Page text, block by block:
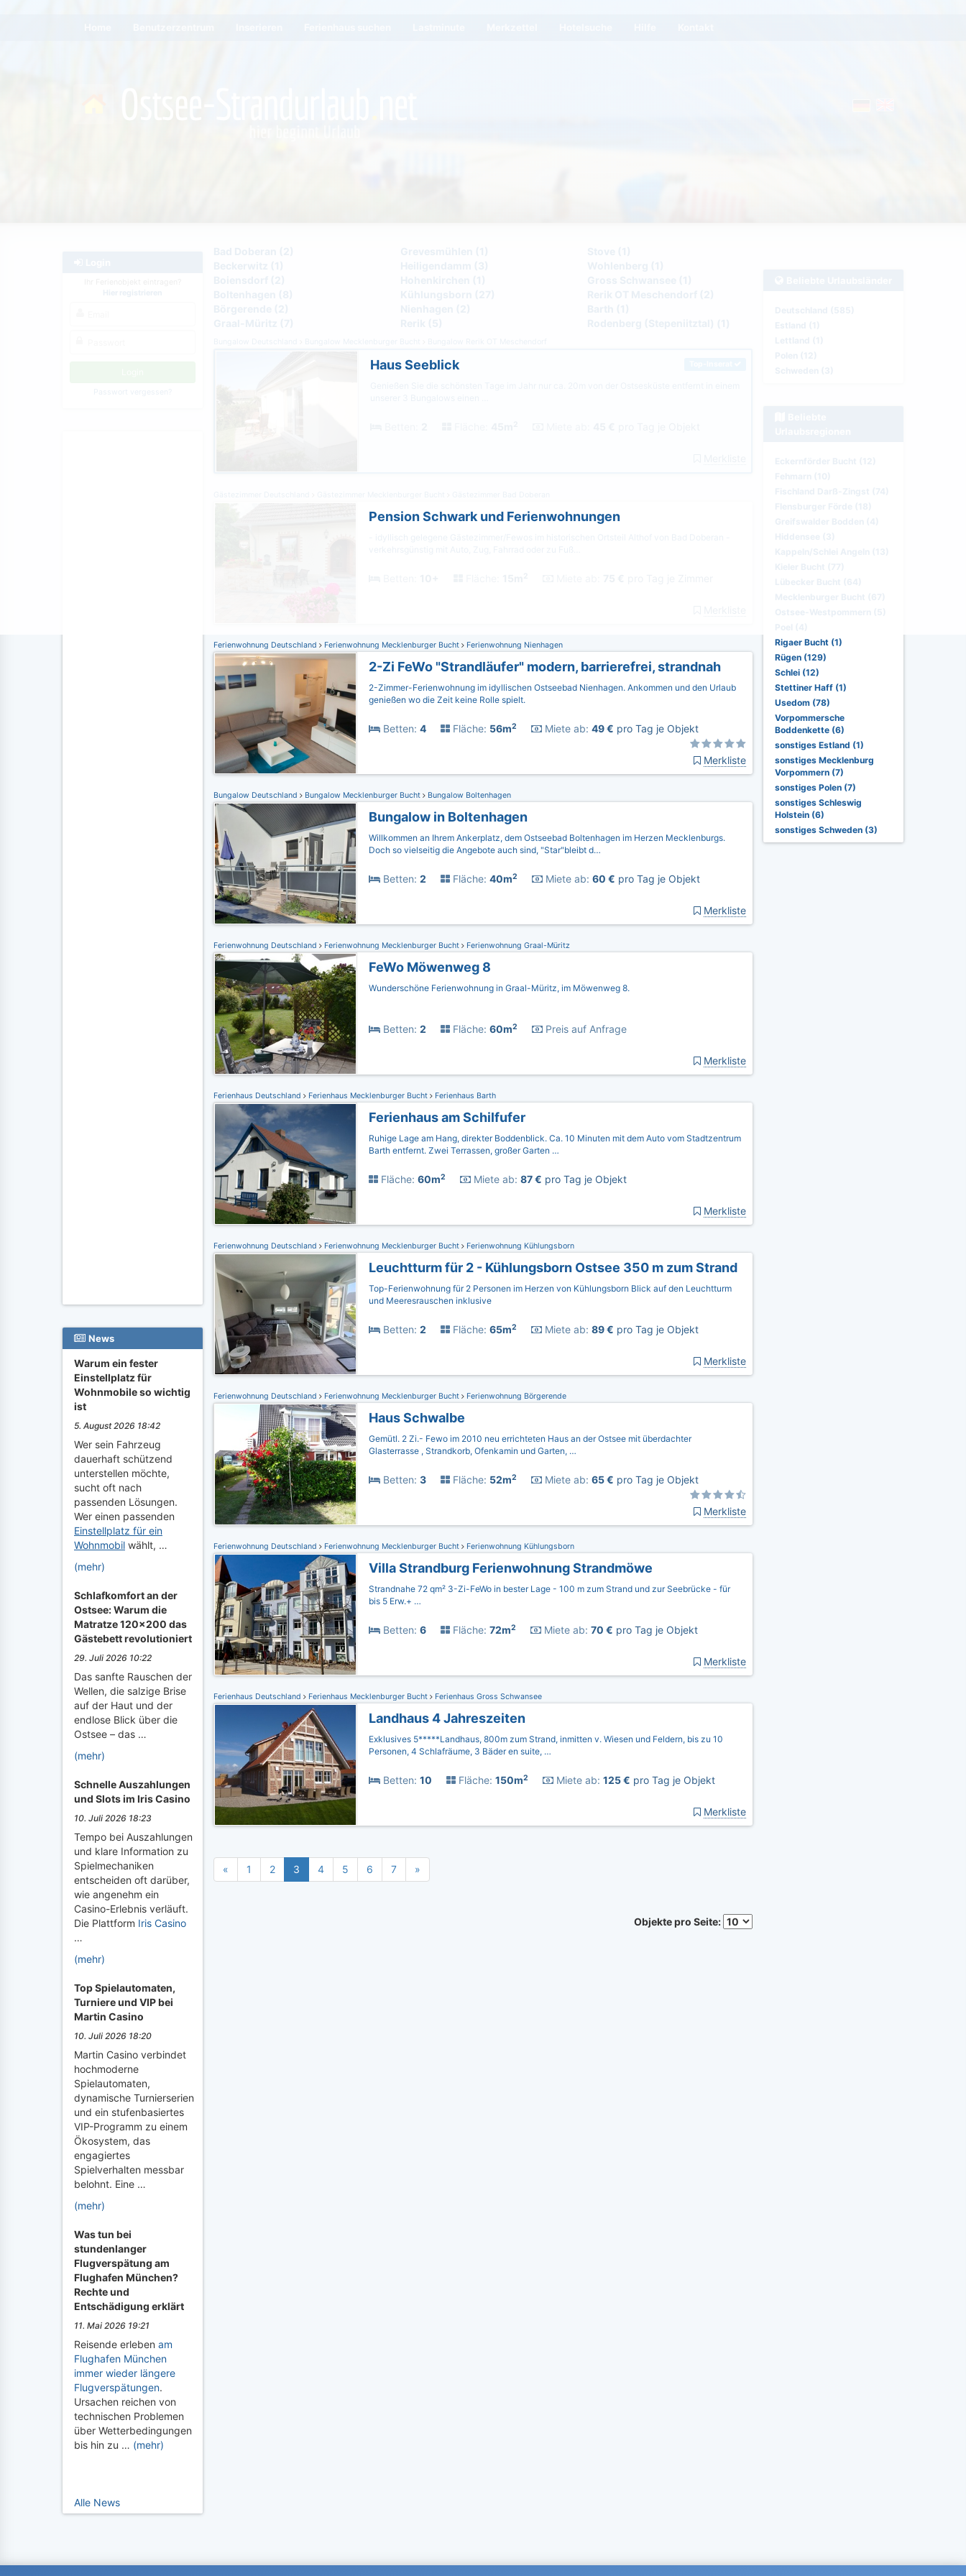
News
Warum ein fester
Einstellplatz für
Wohnmobile so wichtig
ist
5. August 2026 18:42
Wer sein Fahrzeug
dauerhaft schützend
unterstellen möchte,
sucht oft nach
passenden Lösungen.
Wer einen passenden
Einstellplatz für ein
Wohnmobil wählt, …
(mehr)
Schlafkomfort an der
Ostsee: Warum die
Matratze 120x200 das
Gästebett revolutioniert
29. Juli 2026 10:22
Das sanfte Rauschen der
Wellen, die salzige Brise
auf der Haut und der
endlose Blick über die
Ostsee – das …
(mehr)
Schnelle Auszahlungen
und Slots im Iris Casino
10. Juli 2026 18:23
Tempo bei Auszahlungen
und klare Information zu
Spielmechaniken
entscheiden oft darüber,
wie angenehm ein
Casino-Erlebnis verläuft.
Die Plattform Iris Casino
…
(mehr)
Top Spielautomaten,
Turniere und VIP bei
Martin Casino
10. Juli 2026 18:20
Martin Casino verbindet
hochmoderne
Spielautomaten,
dynamische Turnierserien
und ein stufenbasiertes
VIP-Programm zu einem
Ökosystem, das
engagiertes
Spielverhalten messbar
belohnt. Eine …
(mehr)
Was tun bei
stundenlanger
Flugverspätung am
Flughafen München?
Rechte und
Entschädigung erklärt
11. Mai 2026 19:21
Reisende erleben am
Flughafen München
immer wieder längere
Flugverspätungen.
Ursachen reichen von
technischen Problemen
über Wetterbedingungen
bis hin zu … (mehr)
Alle News
Haus Seeblick
Pension Schwark und Ferienwohnungen
Ferienwohnung Deutschland Ferienwohnung Mecklenburger Bucht Ferienwohnung Nienhagen
2-Zi FeWo "Strandläufer" modern, barrierefrei, strandnah
2-Zimmer-Ferienwohnung im idyllischen Ostseebad Nienhagen. Ankommen und den Urlaub
genießen wo die Zeit keine Rolle spielt.
Betten: 4 Fläche: 56m2 Miete ab: 49 € pro Tag je Objekt
Merkliste
Bungalow Deutschland Bungalow Mecklenburger Bucht Bungalow Boltenhagen
Bungalow in Boltenhagen
Willkommen an Ihrem Ankerplatz, dem Ostseebad Boltenhagen im Herzen Mecklenburgs.
Doch so vielseitig die Angebote auch sind, "Star"bleibt d…
Betten: 2 Fläche: 40m2 Miete ab: 60 € pro Tag je Objekt
Merkliste
Ferienwohnung Deutschland Ferienwohnung Mecklenburger Bucht Ferienwohnung Graal-Müritz
FeWo Möwenweg 8
Wunderschöne Ferienwohnung in Graal-Müritz, im Möwenweg 8.
Betten: 2 Fläche: 60m2 Preis auf Anfrage
Merkliste
Ferienhaus Deutschland Ferienhaus Mecklenburger Bucht Ferienhaus Barth
Ferienhaus am Schilfufer
Ruhige Lage am Hang, direkter Boddenblick. Ca. 10 Minuten mit dem Auto vom Stadtzentrum
Barth entfernt. Zwei Terrassen, großer Garten …
Fläche: 60m2 Miete ab: 87 € pro Tag je Objekt
Merkliste
Ferienwohnung Deutschland Ferienwohnung Mecklenburger Bucht Ferienwohnung Kühlungsborn
Leuchtturm für 2 - Kühlungsborn Ostsee 350 m zum Strand
Top-Ferienwohnung für 2 Personen im Herzen von Kühlungsborn Blick auf den Leuchtturm
und Meeresrauschen inklusive
Betten: 2 Fläche: 65m2 Miete ab: 89 € pro Tag je Objekt
Merkliste
Ferienwohnung Deutschland Ferienwohnung Mecklenburger Bucht Ferienwohnung Börgerende
Haus Schwalbe
Gemütl. 2 Zi.- Fewo im 2010 neu errichteten Haus an der Ostsee mit überdachter
Glasterrasse , Strandkorb, Ofenkamin und Garten, …
Betten: 3 Fläche: 52m2 Miete ab: 65 € pro Tag je Objekt
Merkliste
Ferienwohnung Deutschland Ferienwohnung Mecklenburger Bucht Ferienwohnung Kühlungsborn
Villa Strandburg Ferienwohnung Strandmöwe
Strandnahe 72 qm² 3-Zi-FeWo in bester Lage - 100 m zum Strand und zur Seebrücke - für
bis 5 Erw.+ …
Betten: 6 Fläche: 72m2 Miete ab: 70 € pro Tag je Objekt
Merkliste
Ferienhaus Deutschland Ferienhaus Mecklenburger Bucht Ferienhaus Gross Schwansee
Landhaus 4 Jahreszeiten
Exklusives 5*****Landhaus, 800m zum Strand, inmitten v. Wiesen und Feldern, bis zu 10
Personen, 4 Schlafräume, 3 Bäder en suite, …
Betten: 10 Fläche: 150m2 Miete ab: 125 € pro Tag je Objekt
Merkliste
« 1 2 3 4 5 6 7 »
Objekte pro Seite:
Rigaer Bucht (1)
Rügen (129)
Schlei (12)
Stettiner Haff (1)
Usedom (78)
Vorpommersche
Boddenkette (6)
sonstiges Estland (1)
sonstiges Mecklenburg
Vorpommern (7)
sonstiges Polen (7)
sonstiges Schleswig
Holstein (6)
sonstiges Schweden (3)